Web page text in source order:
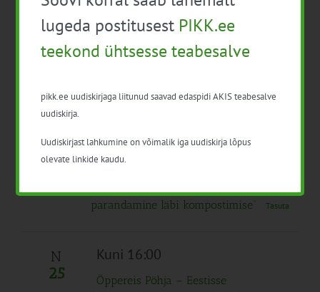
infopäev
Õppereis Põhja – Eestisse
10:00
parandamine läbi kompostimise”
Tasuta
N
25
Kuni 16:00
Õppereis Põhja – Eestisse
lugeda postitusest PIKK.ee
teekond ühtsesse teabesalve
pikk.ee uudiskirjaga liitunud saavad edaspidi AKIS teabesalve
uudiskirja.
Uudiskirjast lahkumine on võimalik iga uudiskirja lõpus
olevate linkide kaudu.